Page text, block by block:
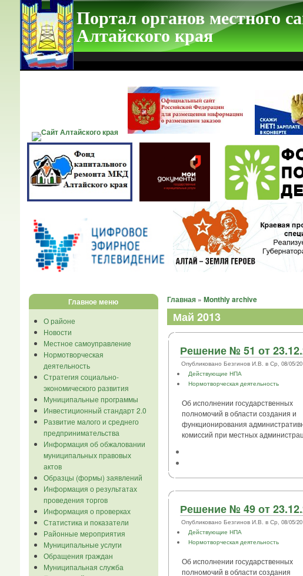
Портал органов местного
Алтайского края
Главное меню
О районе
Новости
Местное самоуправление
Нормотворческая
деятельность
Стратегия социально-
экономического развития
Муниципальные программы
Инвестиционный стандарт 2.0
Развитие малого и среднего
предпринимательства
Информация об обжаловании
муниципальных правовых
актов
Образцы (формы) заявлений
Информация о результатах
проведения торгов
Информация о проверках
Статистика и показатели
Районные мероприятия
Муниципальные услуги
Обращения граждан
Муниципальная служба
Главная» Monthly archive
Май 2013
Решение № 51 от
Опубликовано Безгинов И.В. в Ср, 08/05/
Действующие НПА
Нормотворческая деятельность
Об исполнении государственных
полномочий в области создания и
функционирования
комиссий при местных
Решение № 49 от
Опубликовано Безгинов И.В. в Ср, 08/05/
Действующие НПА
Нормотворческая деятельность
Об исполнении государственных
полномочий в области создания